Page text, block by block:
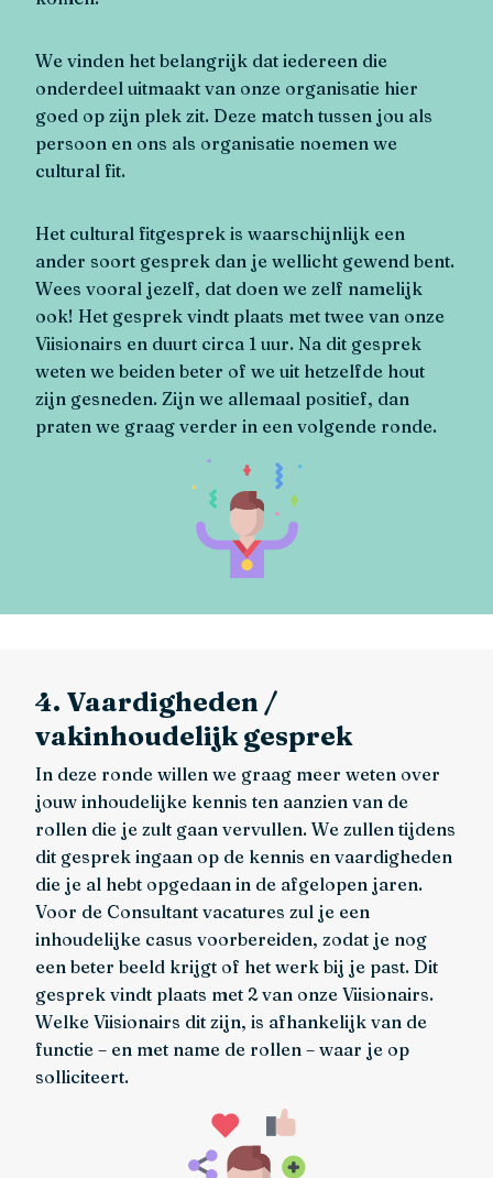
We vinden het belangrijk dat iedereen die
onderdeel uitmaakt van onze organisatie hier
goed op zijn plek zit. Deze match tussen jou als
persoon en ons als organisatie noemen we
cultural fit.
Het cultural fitgesprek is waarschijnlijk een
ander soort gesprek dan je wellicht gewend bent.
Wees vooral jezelf, dat doen we zelf namelijk
ook! Het gesprek vindt plaats met twee van onze
Viisionairs en duurt circa 1 uur. Na dit gesprek
weten we beiden beter of we uit hetzelfde hout
zijn gesneden. Zijn we allemaal positief, dan
praten we graag verder in een volgende ronde.
4. Vaardigheden /
vakinhoudelijk gesprek
In deze ronde willen we graag meer weten over
jouw inhoudelijke kennis ten aanzien van de
rollen die je zult gaan vervullen. We zullen tijdens
dit gesprek ingaan op de kennis en vaardigheden
die je al hebt opgedaan in de afgelopen jaren.
Voor de Consultant vacatures zul je een
inhoudelijke casus voorbereiden, zodat je nog
een beter beeld krijgt of het werk bij je past. Dit
gesprek vindt plaats met 2 van onze Viisionairs.
Welke Viisionairs dit zijn, is afhankelijk van de
functie – en met name de rollen – waar je op
solliciteert.